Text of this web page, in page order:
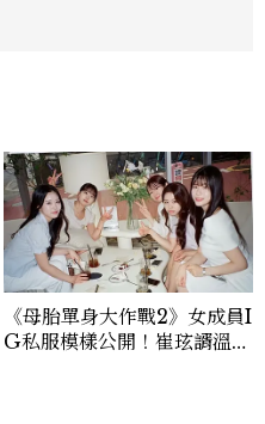
《母胎單身大作戰2》女成員I
G私服模樣公開！崔玹諝溫柔